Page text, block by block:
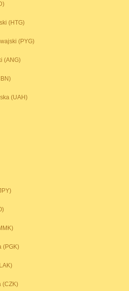
(HTG)
(PYG)
(ANG)
(UAH)
(PGK)
(CZK)